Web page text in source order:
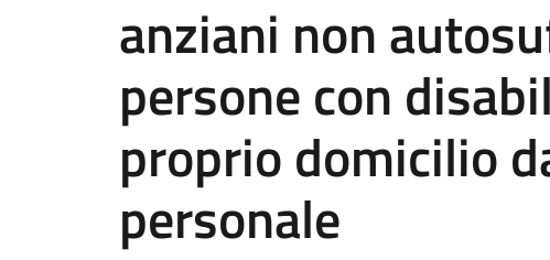
anziani non
persone con
proprio domicilio
personale